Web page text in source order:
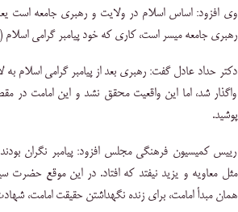
وی افزود: اساس اسلام در ولایت و رهبری جامعه است
رهبری جامعه میسر است، کاری که خود پیامبر گرامی
دکتر حداد عادل گفت: رهبری بعد از پیامبر گرامی اسلام به
واگذار شد، اما این واقعیت محقق نشد و این امامت در
پوشید.
رییس کمیسیون فرهنگی مجلس افزود: پیامبر نگران
مثل معاویه و یزید نیفتد که افتاد. در این موقع حضرت
همان مبدأ امامت، برای زنده نگهداشتن حقیقت امامت،